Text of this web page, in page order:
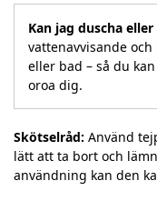
Kan jag duscha
vattenavvisande
eller bad – så du
oroa dig.
Skötselråd: Använd
lätt att ta bort och
användning kan den